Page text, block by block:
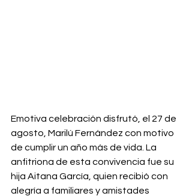
Emotiva celebración disfrutó, el 27 de
agosto, Marilú Fernández con motivo
de cumplir un año más de vida. La
anfitriona de esta convivencia fue su
hija Aitana García, quien recibió con
alegría a familiares y amistades